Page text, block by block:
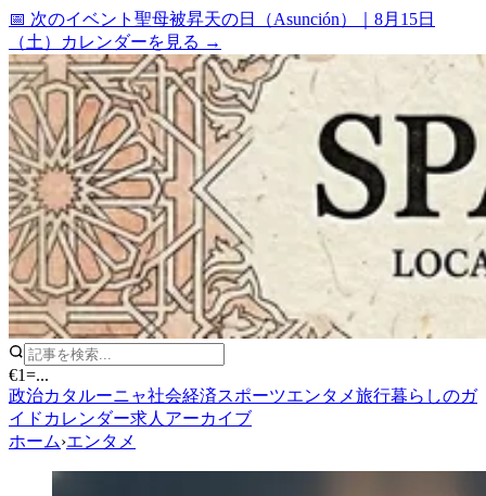
📅 次のイベント 聖母被昇天の日（Asunción）
8月15日
（土）
カレンダーを見る →
€1=...
政治カタルーニャ社会経済スポーツエンタメ旅行暮らしのガ
イド カレンダー求人 アーカイブ
ホーム›エンタメ